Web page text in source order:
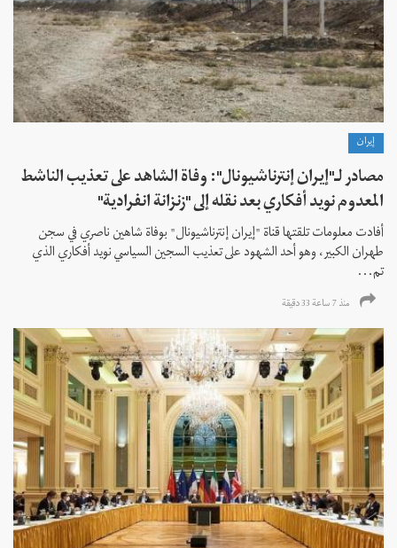
إيران
مصادر لـ"إيران إنترناشيونال": وفاة الشاهد على تعذيب الناشط
المعدوم نويد أفكاري بعد نقله إلى "زنزانة انفرادية"
أفادت معلومات تلقتها قناة "إيران إنترناشيونال" بوفاة شاهين ناصري في سجن
طهران الكبير، وهو أحد الشهود على تعذيب السجين السياسي نويد أفكاري الذي
تم...
منذ 7 ساعة 33 دقیقة